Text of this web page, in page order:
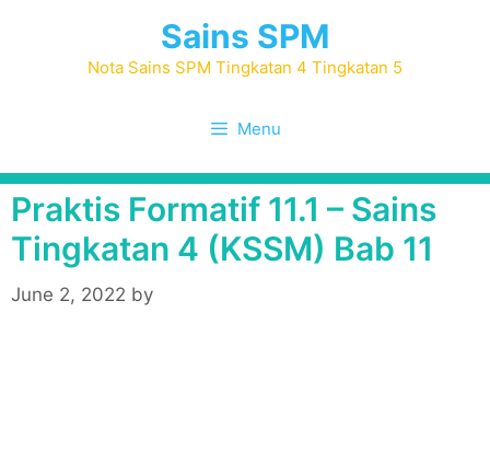
Sains SPM
Nota Sains SPM Tingkatan 4 Tingkatan 5
Menu
Praktis Formatif 11.1 – Sains
Tingkatan 4 (KSSM) Bab 11
June 2, 2022 by